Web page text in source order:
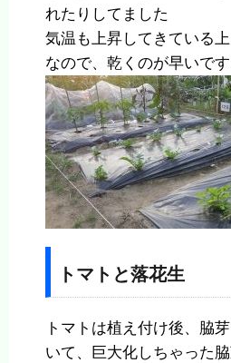
れたりしてました
気温も上昇してきている
なので、乾くのが早いで
トマトと落花生
トマトは植え付け後、脇
いて、巨大化しちゃった